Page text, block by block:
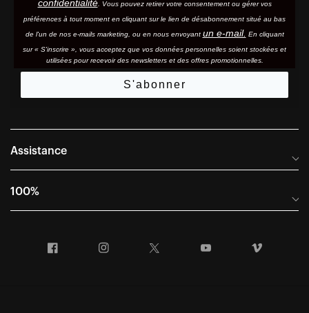
confidentialité. Vous pouvez retirer votre consentement ou gérer vos
préférences à tout moment en cliquant sur le lien de désabonnement situé au bas
de l'un de nos e-mails marketing, ou en nous envoyant un e-mail. En cliquant
sur « S'inscrire », vous acceptez que vos données personnelles soient stockées et
utilisées pour recevoir des newsletters et des offres promotionnelles.
S'abonner
Assistance
Foire aux questions
Conditions générales de vente
100%
Informations sur l'entreprise
Facebook Instagram YouTube